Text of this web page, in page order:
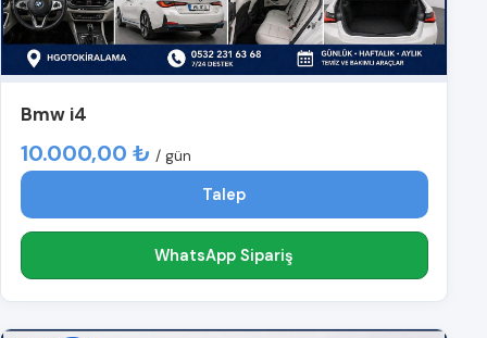
Bmw i4
10.000,00 ₺ / gün
Talep
WhatsApp Sipariş